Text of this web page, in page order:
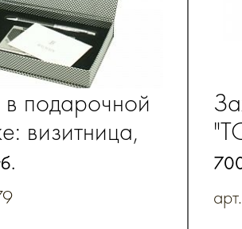
подарочной
визитница,